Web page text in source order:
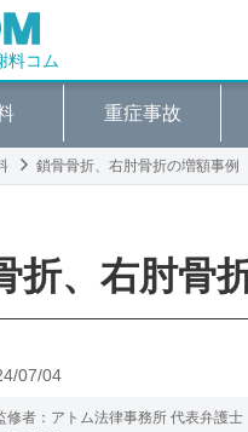
料コム
重症事故
鎖骨骨折、右肘骨折の増額事例
折、右肘骨
07/04
修者：アトム法律事務所 代表弁護士